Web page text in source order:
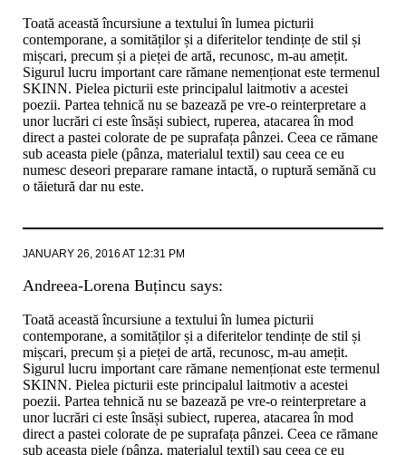
Toată această încursiune a textului în lumea picturii
contemporane, a somităților și a diferitelor tendințe de stil și
mișcari, precum și a pieței de artă, recunosc, m-au amețit.
Sigurul lucru important care rămane nemenționat este termenul
SKINN. Pielea picturii este principalul laitmotiv a acestei
poezii. Partea tehnică nu se bazează pe vre-o reinterpretare a
unor lucrări ci este însăși subiect, ruperea, atacarea în mod
direct a pastei colorate de pe suprafața pânzei. Ceea ce rămane
sub aceasta piele (pânza, materialul textil) sau ceea ce eu
numesc deseori preparare ramane intactă, o ruptură semănă cu
o tăietură dar nu este.
JANUARY 26, 2016 AT 12:31 PM
Andreea-Lorena Buțincu says:
Toată această încursiune a textului în lumea picturii
contemporane, a somităților și a diferitelor tendințe de stil și
mișcari, precum și a pieței de artă, recunosc, m-au amețit.
Sigurul lucru important care rămane nemenționat este termenul
SKINN. Pielea picturii este principalul laitmotiv a acestei
poezii. Partea tehnică nu se bazează pe vre-o reinterpretare a
unor lucrări ci este însăși subiect, ruperea, atacarea în mod
direct a pastei colorate de pe suprafața pânzei. Ceea ce rămane
sub aceasta piele (pânza, materialul textil) sau ceea ce eu